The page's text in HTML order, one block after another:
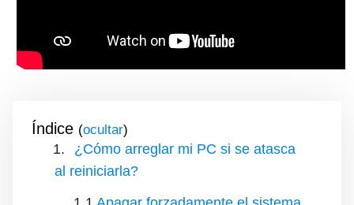
Índice ( )
¿Cómo arreglar mi PC si se atasca
al reiniciarla?